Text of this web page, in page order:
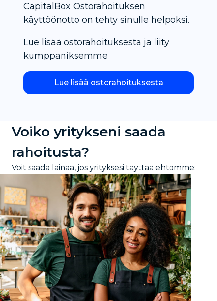
CapitalBox Ostorahoituksen
käyttöönotto on tehty sinulle helpoksi.
Lue lisää ostorahoituksesta ja liity
kumppaniksemme.
Lue lisää ostorahoituksesta
Voiko yritykseni saada
rahoitusta?
Voit saada lainaa, jos yrityksesi täyttää ehtomme: